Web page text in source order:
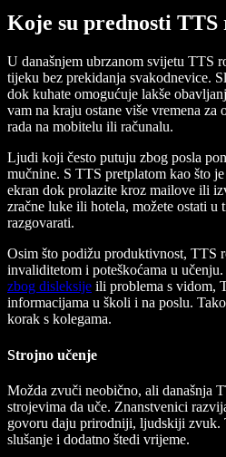
Koje su prednosti TTS
U današnjem ubrzanom svijetu TTS
tijeku bez prekidanja svakodnevice.
dok kuhate omogućuje lakše
vam na kraju ostane više vremena
rada na mobitelu ili računalu.
Ljudi koji često putuju zbog posla
mučnine. S TTS pretplatom kao što
ekran dok prolazite kroz mailove ili
zračne luke ili hotela, možete ostati u
razgovarati.
Osim što podižu produktivnost, TTS
invaliditetom i poteškoćama u
zbog disleksije ili problema s vidom,
informacijama u školi i na poslu.
korak s kolegama.
Strojno učenje
Možda zvuči neobično, ali današnja
strojevima da uče. Znanstvenici
govoru daju prirodniji, ljudskiji zvuk.
slušanje i dodatno štedi vrijeme.